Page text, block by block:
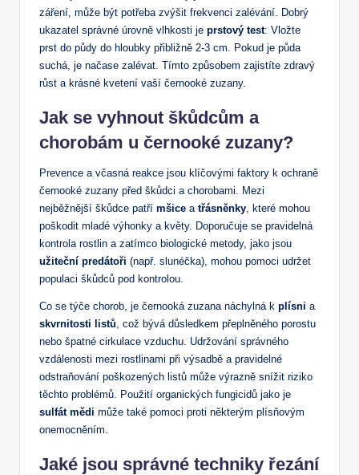
záření, může být potřeba zvýšit frekvenci zalévání. Dobrý
ukazatel správné úrovně vlhkosti je prstový test: Vložte
prst do půdy do hloubky přibližně 2-3 cm. Pokud je půda
suchá, je načase zalévat. Tímto způsobem zajistíte zdravý
růst a krásné kvetení vaší černooké zuzany.
Jak se vyhnout škůdcům a
chorobám u černooké zuzany?
Prevence a včasná reakce jsou klíčovými faktory k ochraně
černooké zuzany před škůdci a chorobami. Mezi
nejběžnější škůdce patří mšice a třásněnky , které mohou
poškodit mladé výhonky a květy. Doporučuje se pravidelná
kontrola rostlin a zatímco biologické metody, jako jsou
užiteční predátoři (např. slunéčka), mohou pomoci udržet
populaci škůdců pod kontrolou.
Co se týče chorob, je černooká zuzana náchylná k plísni a
skvrnitosti listů , což bývá důsledkem přeplněného porostu
nebo špatné cirkulace vzduchu. Udržování správného
vzdálenosti mezi rostlinami při výsadbě a pravidelné
odstraňování poškozených listů může výrazně snížit riziko
těchto problémů. Použití organických fungicidů jako je
sulfát mědi může také pomoci proti některým plísňovým
onemocněním.
Jaké jsou správné techniky řezání